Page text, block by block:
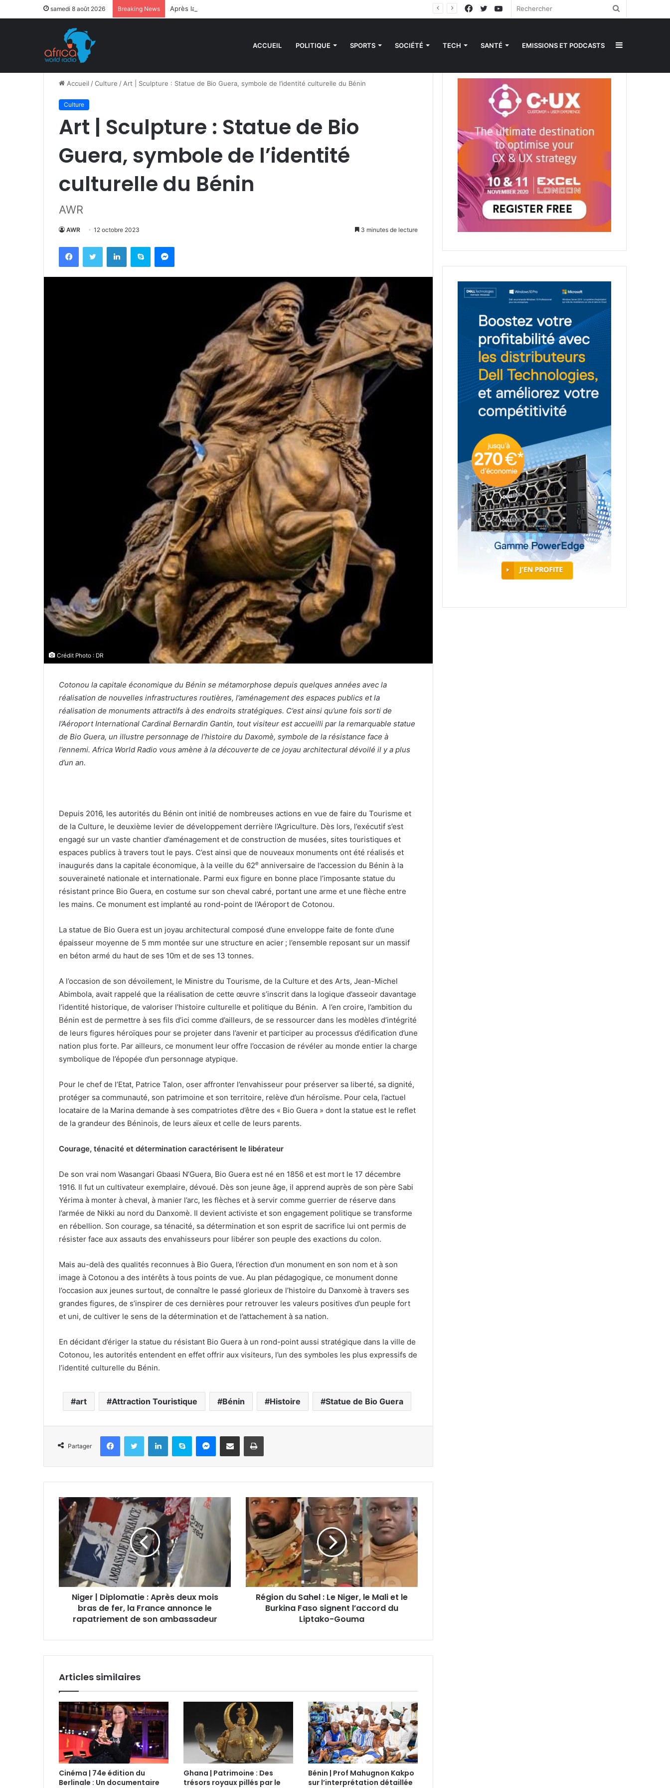
samedi 8 août 2026 Breaking News Après la levée des sanctions de la CEDEAO : Le Bénin tend la main au Niger YouTube
Twitter
Facebook
ACCUEIL POLITIQUE SPORTS SOCIÉTÉ TECH SANTÉ EMISSIONS ET PODCASTS
Accueil /Culture / Art | Sculpture : Statue de Bio Guera, symbole de l’identité culturelle du Bénin
Culture
Art | Sculpture : Statue de Bio
Guera, symbole de l’identité
culturelle du Bénin
AWR
AWR 12 octobre 2023 3 minutes de lecture
Crédit Photo : DR
Cotonou la capitale économique du Bénin se métamorphose depuis quelques années avec la
réalisation de nouvelles infrastructures routières, l’aménagement des espaces publics et la
réalisation de monuments attractifs à des endroits stratégiques. C’est ainsi qu’une fois sorti de
l’Aéroport International Cardinal Bernardin Gantin, tout visiteur est accueilli par la remarquable statue
de Bio Guera, un illustre personnage de l’histoire du Daxomè, symbole de la résistance face à
l’ennemi. Africa World Radio vous amène à la découverte de ce joyau architectural dévoilé il y a plus
d’un an.
Depuis 2016, les autorités du Bénin ont initié de nombreuses actions en vue de faire du Tourisme et
de la Culture, le deuxième levier de développement derrière l’Agriculture. Dès lors, l’exécutif s’est
engagé sur un vaste chantier d’aménagement et de construction de musées, sites touristiques et
espaces publics à travers tout le pays. C’est ainsi que de nouveaux monuments ont été réalisés et
inaugurés dans la capitale économique, à la veille du 62e anniversaire de l’accession du Bénin à la
souveraineté nationale et internationale. Parmi eux figure en bonne place l’imposante statue du
résistant prince Bio Guera, en costume sur son cheval cabré, portant une arme et une flèche entre
les mains. Ce monument est implanté au rond-point de l’Aéroport de Cotonou.
La statue de Bio Guera est un joyau architectural composé d’une enveloppe faite de fonte d’une
épaisseur moyenne de 5 mm montée sur une structure en acier ; l’ensemble reposant sur un massif
en béton armé du haut de ses 10m et de ses 13 tonnes.
A l’occasion de son dévoilement, le Ministre du Tourisme, de la Culture et des Arts, Jean-Michel
Abimbola, avait rappelé que la réalisation de cette œuvre s’inscrit dans la logique d’asseoir davantage
l’identité historique, de valoriser l’histoire culturelle et politique du Bénin. A l’en croire, l’ambition du
Bénin est de permettre à ses fils d’ici comme d’ailleurs, de se ressourcer dans les modèles d’intégrité
de leurs figures héroïques pour se projeter dans l’avenir et participer au processus d’édification d’une
nation plus forte. Par ailleurs, ce monument leur offre l’occasion de révéler au monde entier la charge
symbolique de l’épopée d’un personnage atypique.
Pour le chef de l’Etat, Patrice Talon, oser affronter l’envahisseur pour préserver sa liberté, sa dignité,
protéger sa communauté, son patrimoine et son territoire, relève d’un héroïsme. Pour cela, l’actuel
locataire de la Marina demande à ses compatriotes d’être des « Bio Guera » dont la statue est le reflet
de la grandeur des Béninois, de leurs aïeux et celle de leurs parents.
Courage, ténacité et détermination caractérisent le libérateur
De son vrai nom Wasangari Gbaasi N’Guera, Bio Guera est né en 1856 et est mort le 17 décembre
1916. Il fut un cultivateur exemplaire, dévoué. Dès son jeune âge, il apprend auprès de son père Sabi
Yérima à monter à cheval, à manier l’arc, les flèches et à servir comme guerrier de réserve dans
l’armée de Nikki au nord du Danxomè. Il devient activiste et son engagement politique se transforme
en rébellion. Son courage, sa ténacité, sa détermination et son esprit de sacrifice lui ont permis de
résister face aux assauts des envahisseurs pour libérer son peuple des exactions du colon.
Mais au-delà des qualités reconnues à Bio Guera, l’érection d’un monument en son nom et à son
image à Cotonou a des intérêts à tous points de vue. Au plan pédagogique, ce monument donne
l’occasion aux jeunes surtout, de connaître le passé glorieux de l’histoire du Danxomè à travers ses
grandes figures, de s’inspirer de ces dernières pour retrouver les valeurs positives d’un peuple fort
et uni, de cultiver le sens de la détermination et de l’attachement à sa nation.
En décidant d’ériger la statue du résistant Bio Guera à un rond-point aussi stratégique dans la ville de
Cotonou, les autorités entendent en effet offrir aux visiteurs, l’un des symboles les plus expressifs de
l’identité culturelle du Bénin.
art Attraction Touristique Bénin Histoire Statue de Bio Guera
Partager
Niger | Diplomatie : Après deux mois
bras de fer, la France annonce le
rapatriement de son ambassadeur
Région du Sahel : Le Niger, le Mali et le
Burkina Faso signent l’accord du
Liptako-Gouma
Articles similaires
Cinéma | 74e édition du
Berlinale : Un documentaire
Ghana | Patrimoine : Des
trésors royaux pillés par le
Bénin | Prof Mahugnon Kakpo
sur l’interprétation détaillée